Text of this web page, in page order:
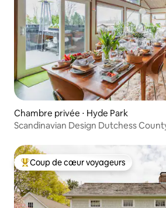
Chambre privée ⋅ Hyde Park
Scandinavian Design Dutchess
Coups de cœur voyageurs les plus
Coup de cœur voyageurs